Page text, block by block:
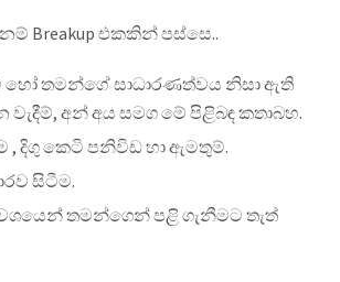
Breakup එකකින් පස්සෙ..
හෝ තමන්ගේ සාධාරණත්වය නිසා ඇති
වැදීම්, අන් අය සමග මේ පිළිබඳ කතාබහ.
, දිගු කෙටි පනිවිඩ හා ඇමතුම්.
සිටීම.
තමන්ගෙන් පළි ගැනීමට තැත්